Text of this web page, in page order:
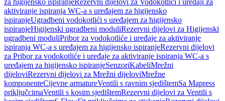
za higijensko ispiranjeRezervni dijelovi za Vodokotlići i uređaji za
aktiviranje ispiranja WC-a s uređajem za higijensko
ispiranjeUgradbeni vodokotlići s uređajem za higijensko
ispiranjeHigijenski ugradbeni moduliRezervni dijelovi za Higijenski
ugradbeni moduliPribor za vodokotliće i uređaje za aktiviranje
ispiranja WC-a s uređajem za higijensko ispiranjeRezervni dijelovi
za Pribor za vodokotliće i uređaje za aktiviranje ispiranja WC-a s
uređajem za higijensko ispiranjeSenzoriKabeliMrežni
dijeloviRezervni dijelovi za Mrežni dijeloviMrežne
komponenteCijevne armatureVentili s ravnim sjedištemSa Mapress
priključcimaVentili s kosim sjedištemRezervni dijelovi za Ventili s